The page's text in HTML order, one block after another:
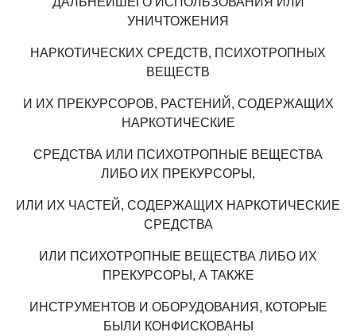
УНИЧТОЖЕНИЯ
НАРКОТИЧЕСКИХ СРЕДСТВ, ПСИХОТРОПНЫХ
ВЕЩЕСТВ
И ИХ ПРЕКУРСОРОВ, РАСТЕНИЙ, СОДЕРЖАЩИХ
НАРКОТИЧЕСКИЕ
СРЕДСТВА ИЛИ ПСИХОТРОПНЫЕ ВЕЩЕСТВА
ЛИБО ИХ ПРЕКУРСОРЫ,
ИЛИ ИХ ЧАСТЕЙ, СОДЕРЖАЩИХ НАРКОТИЧЕСКИЕ
СРЕДСТВА
ИЛИ ПСИХОТРОПНЫЕ ВЕЩЕСТВА ЛИБО ИХ
ПРЕКУРСОРЫ, А ТАКЖЕ
ИНСТРУМЕНТОВ И ОБОРУДОВАНИЯ, КОТОРЫЕ
БЫЛИ КОНФИСКОВАНЫ